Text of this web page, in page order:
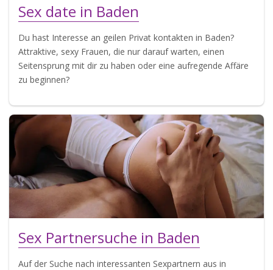
Sex date in Baden
Du hast Interesse an geilen Privat kontakten in Baden?
Attraktive, sexy Frauen, die nur darauf warten, einen
Seitensprung mit dir zu haben oder eine aufregende Affäre
zu beginnen?
Sex Partnersuche in Baden
Auf der Suche nach interessanten Sexpartnern aus in